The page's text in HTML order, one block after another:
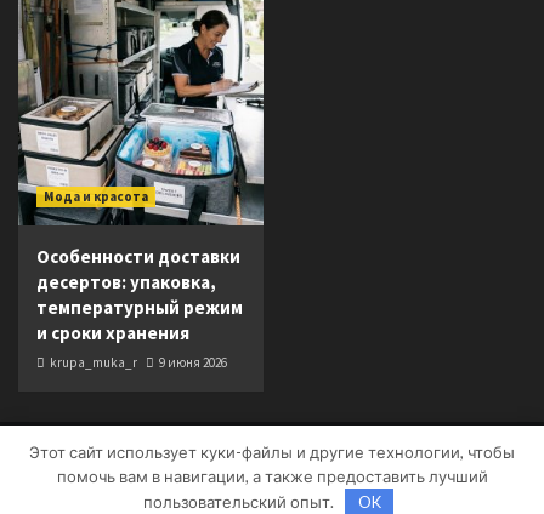
Мода и красота
Особенности доставки
десертов: упаковка,
температурный режим
и сроки хранения
krupa_muka_r 9 июня 2026
Copyright © Все права защищены.|CoverNewsот AF
themes.
Этот сайт использует куки-файлы и другие технологии, чтобы
помочь вам в навигации, а также предоставить лучший
пользовательский опыт.
OK